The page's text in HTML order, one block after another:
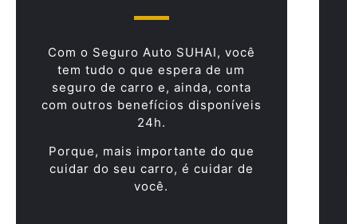
Com o Seguro Auto SUHAI, você
tem tudo o que espera de um
seguro de carro e, ainda, conta
com outros benefícios disponíveis
24h.
Porque, mais importante do que
cuidar do seu carro, é cuidar de
você.